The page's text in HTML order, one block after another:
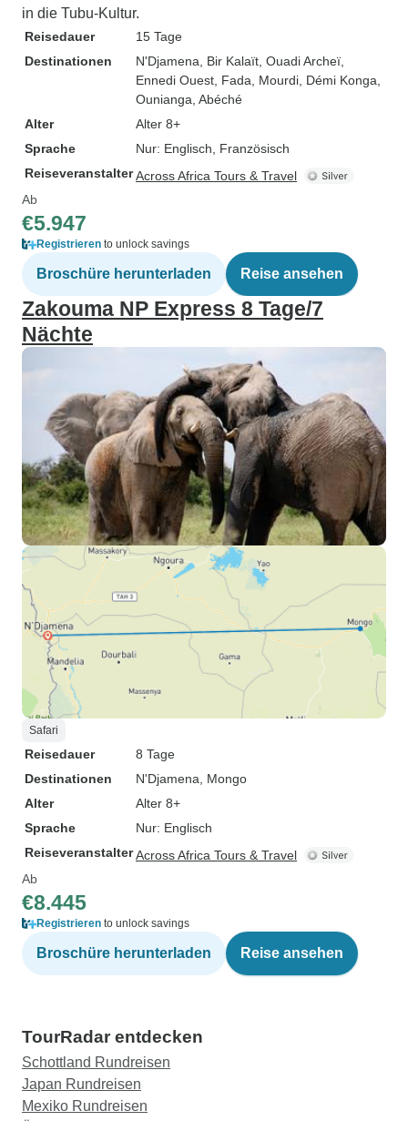
in die Tubu-Kultur.
Reisedauer
15 Tage
Destinationen
N'Djamena , Bir Kalaït , Ouadi Archeï
Ennedi Ouest , Fada , Mourdi , Démi Konga
Ounianga , Abéché
Alter
Alter 8+
Sprache
Nur: Englisch, Französisch
ReiseveranstalterAcross Africa Tours & Travel
Ab
€5.947
Registrieren to unlock savings
Broschüre herunterladen Reise ansehen
Zakouma NP Express 8 Tage/7
Nächte
Safari
Reisedauer
8 Tage
Destinationen
N'Djamena , Mongo
Alter
Alter 8+
Sprache
Nur: Englisch
ReiseveranstalterAcross Africa Tours & Travel
Ab
€8.445
Registrieren to unlock savings
Broschüre herunterladen Reise ansehen
TourRadar entdecken
Schottland Rundreisen
Japan Rundreisen
Mexiko Rundreisen